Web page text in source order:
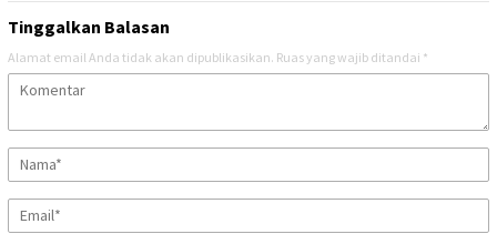
Tinggalkan Balasan
Alamat email Anda tidak akan dipublikasikan. Ruas yang wajib ditandai *